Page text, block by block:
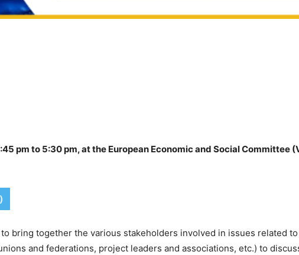
pm to 5:30 pm, at the European Economic and Social Committee
bring together the various stakeholders involved in issues related
and federations, project leaders and associations, etc.) to